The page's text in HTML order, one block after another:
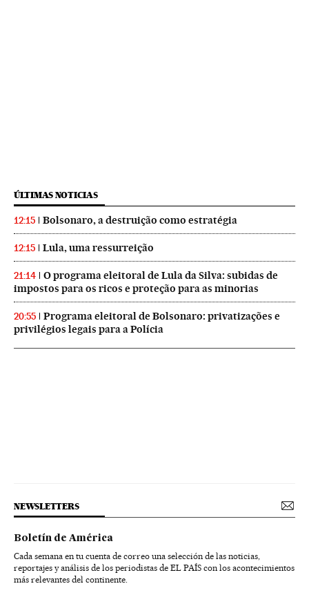
ÚLTIMAS NOTICIAS
12:15 Bolsonaro, a destruição como estratégia
12:15 Lula, uma ressurreição
21:14
O programa eleitoral de Lula da Silva: subidas de
impostos para os ricos e proteção para as minorias
20:55
Programa eleitoral de Bolsonaro: privatizações e
privilégios legais para a Polícia
NEWSLETTERS
Boletín de América
Cada semana en tu cuenta de correo una selección de las noticias,
reportajes y análisis de los periodistas de EL PAÍS con los acontecimientos
más relevantes del continente.